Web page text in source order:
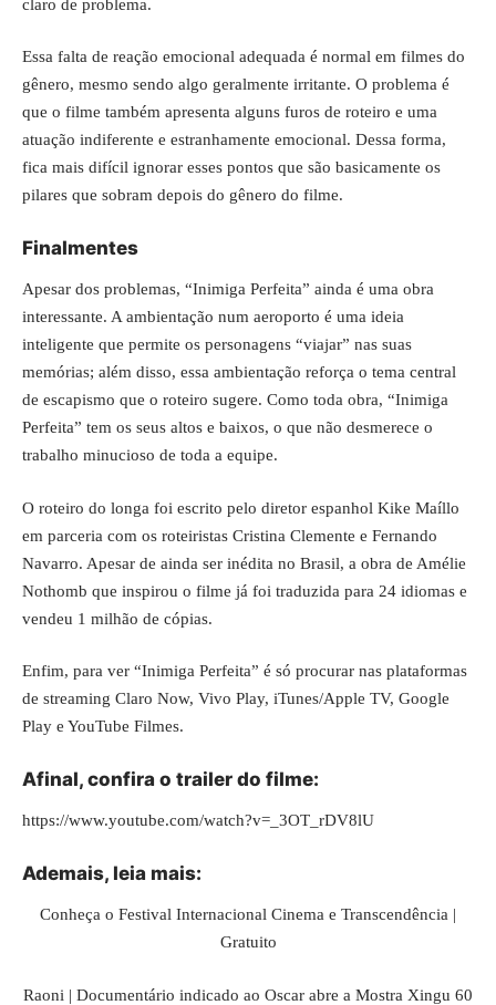
claro de problema.
Essa falta de reação emocional adequada é normal em filmes do
gênero, mesmo sendo algo geralmente irritante. O problema é
que o filme também apresenta alguns furos de roteiro e uma
atuação indiferente e estranhamente emocional. Dessa forma,
fica mais difícil ignorar esses pontos que são basicamente os
pilares que sobram depois do gênero do filme.
Finalmentes
Apesar dos problemas, “Inimiga Perfeita” ainda é uma obra
interessante. A ambientação num aeroporto é uma ideia
inteligente que permite os personagens “viajar” nas suas
memórias; além disso, essa ambientação reforça o tema central
de escapismo que o roteiro sugere. Como toda obra, “Inimiga
Perfeita” tem os seus altos e baixos, o que não desmerece o
trabalho minucioso de toda a equipe.
O roteiro do longa foi escrito pelo diretor espanhol Kike Maíllo
em parceria com os roteiristas Cristina Clemente e Fernando
Navarro. Apesar de ainda ser inédita no Brasil, a obra de Amélie
Nothomb que inspirou o filme já foi traduzida para 24 idiomas e
vendeu 1 milhão de cópias.
Enfim, para ver “Inimiga Perfeita” é só procurar nas plataformas
de streaming Claro Now, Vivo Play, iTunes/Apple TV, Google
Play e YouTube Filmes.
Afinal, confira o trailer do filme:
https://www.youtube.com/watch?v=_3OT_rDV8lU
Ademais, leia mais:
Conheça o Festival Internacional Cinema e Transcendência |
Gratuito
Raoni | Documentário indicado ao Oscar abre a Mostra Xingu 60